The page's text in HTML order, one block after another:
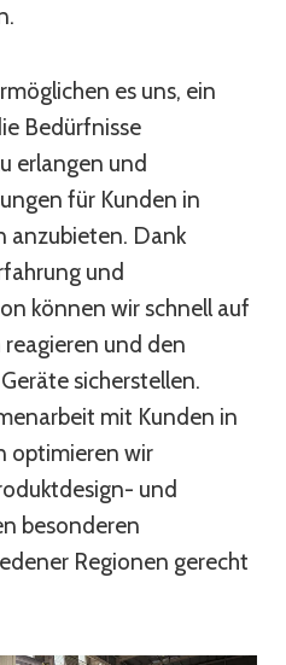
es uns, ein
Bedürfnisse
erlangen und
für Kunden in
anzubieten. Dank
und
können wir schnell auf
und den
sicherstellen.
mit Kunden in
optimieren wir
und
besonderen
Regionen gerecht